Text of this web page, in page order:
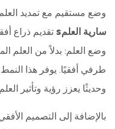
وضع مستقيم مع تمديد
سارية العلمs
تقديم ذراع
وضع العلم: بدلاً من العلم
طرفي أفقيًا. يوفر هذا
وحديثًا يعزز رؤية وتأثير
بالإضافة إلى التصميم